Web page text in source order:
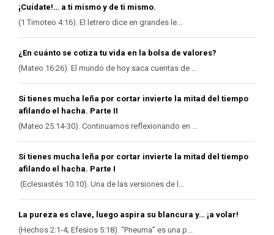
¡Cuídate!… a ti mismo y de ti mismo.
(1 Timoteo 4:16). El letrero dice en grandes le...
¿En cuánto se cotiza tu vida en la bolsa de valores?
(Mateo 16:26). El mundo de hoy saca cuentas de ...
Si tienes mucha leña por cortar invierte la mitad del tiempo
afilando el hacha. Parte II
(Mateo 25:14-30). Continuamos reflexionando en ...
Si tienes mucha leña por cortar invierte la mitad del tiempo
afilando el hacha. Parte I
(Eclesiastés 10:10). Una de las versiones de l...
La pureza es clave, luego aspira su blancura y… ¡a volar!
(Hechos 2:1-4; Efesios 5:18). “Pneuma” es una p...